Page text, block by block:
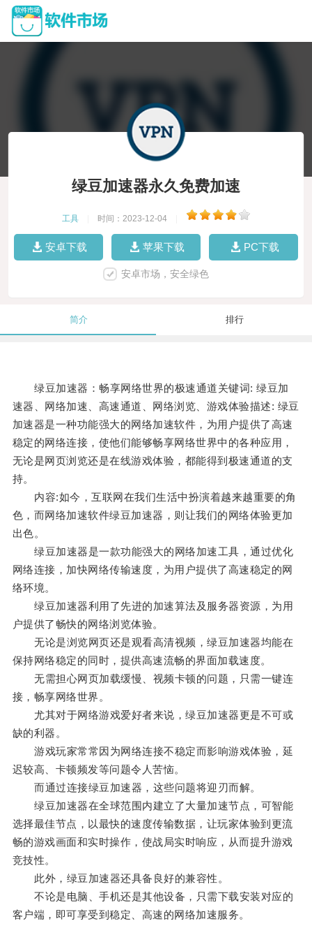
绿豆加速器永久免费加速
工具 时间：2023-12-04
安卓下载 苹果下载 PC下载
安卓市场，安全绿色
简介 排行
绿豆加速器：畅享网络世界的极速通道关键词: 绿豆加
速器、网络加速、高速通道、网络浏览、游戏体验描述: 绿豆
加速器是一种功能强大的网络加速软件，为用户提供了高速
稳定的网络连接，使他们能够畅享网络世界中的各种应用，
无论是网页浏览还是在线游戏体验，都能得到极速通道的支
持。
内容:如今，互联网在我们生活中扮演着越来越重要的角
色，而网络加速软件绿豆加速器，则让我们的网络体验更加
出色。
绿豆加速器是一款功能强大的网络加速工具，通过优化
网络连接，加快网络传输速度，为用户提供了高速稳定的网
络环境。
绿豆加速器利用了先进的加速算法及服务器资源，为用
户提供了畅快的网络浏览体验。
无论是浏览网页还是观看高清视频，绿豆加速器均能在
保持网络稳定的同时，提供高速流畅的界面加载速度。
无需担心网页加载缓慢、视频卡顿的问题，只需一键连
接，畅享网络世界。
尤其对于网络游戏爱好者来说，绿豆加速器更是不可或
缺的利器。
游戏玩家常常因为网络连接不稳定而影响游戏体验，延
迟较高、卡顿频发等问题令人苦恼。
而通过连接绿豆加速器，这些问题将迎刃而解。
绿豆加速器在全球范围内建立了大量加速节点，可智能
选择最佳节点，以最快的速度传输数据，让玩家体验到更流
畅的游戏画面和实时操作，使战局实时响应，从而提升游戏
竞技性。
此外，绿豆加速器还具备良好的兼容性。
不论是电脑、手机还是其他设备，只需下载安装对应的
客户端，即可享受到稳定、高速的网络加速服务。